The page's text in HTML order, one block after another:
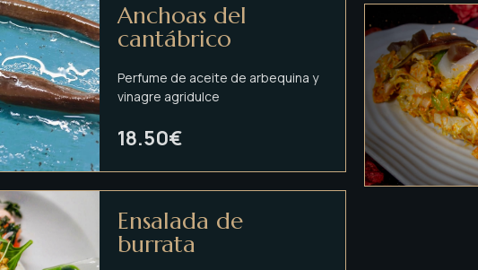
Anchoas del
cantábrico
Perfume de aceite de arbequina y
vinagre agridulce
18.50€
Ensalada de
burrata